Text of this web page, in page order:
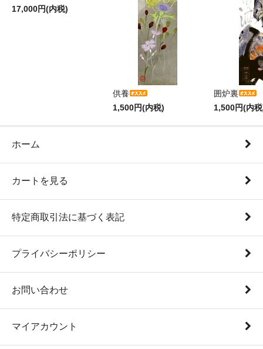
17,000円(内税)
供養
1,500円(内税)
囲炉裏
1,500円(内
ホーム
カートを見る
特定商取引法に基づく表記
プライバシーポリシー
お問い合わせ
マイアカウント